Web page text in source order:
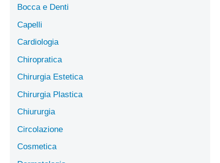
Bocca e Denti
Capelli
Cardiologia
Chiropratica
Chirurgia Estetica
Chirurgia Plastica
Chiururgia
Circolazione
Cosmetica